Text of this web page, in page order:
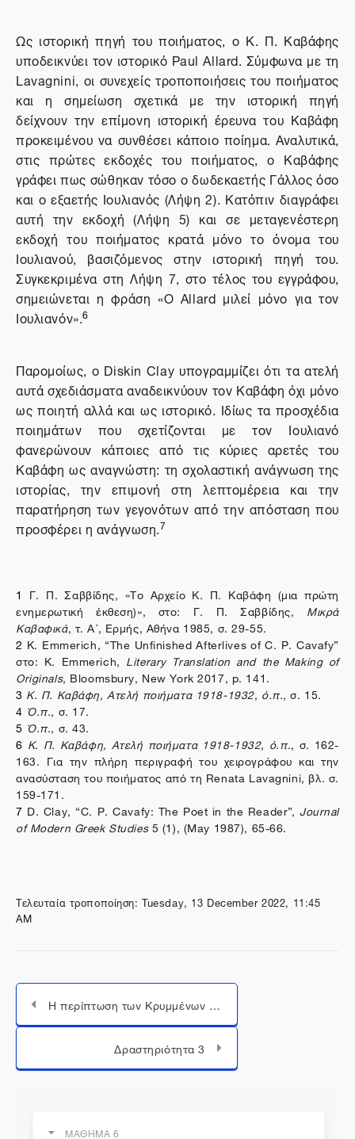
Ως ιστορική πηγή του ποιήματος, ο Κ. Π. Καβάφης
υποδεικνύει τον ιστορικό Paul Allard. Σύμφωνα με τη
Lavagnini, οι συνεχείς τροποποιήσεις του ποιήματος
και η σημείωση σχετικά με την ιστορική πηγή
δείχνουν την επίμονη ιστορική έρευνα του Καβάφη
προκειμένου να συνθέσει κάποιο ποίημα. Αναλυτικά,
στις πρώτες εκδοχές του ποιήματος, ο Καβάφης
γράφει πως σώθηκαν τόσο ο δωδεκαετής Γάλλος όσο
και ο εξαετής Ιουλιανός (Λήψη 2). Κατόπιν διαγράφει
αυτή την εκδοχή (Λήψη 5) και σε μεταγενέστερη
εκδοχή του ποιήματος κρατά μόνο το όνομα του
Ιουλιανού, βασιζόμενος στην ιστορική πηγή του.
Συγκεκριμένα στη Λήψη 7, στο τέλος του εγγράφου,
σημειώνεται η φράση «Ο Allard μιλεί μόνο για τον
Ιουλιανόν».6
Παρομοίως, ο Diskin Clay υπογραμμίζει ότι τα ατελή
αυτά σχεδιάσματα αναδεικνύουν τον Καβάφη όχι μόνο
ως ποιητή αλλά και ως ιστορικό. Ιδίως τα προσχέδια
ποιημάτων που σχετίζονται με τον Ιουλιανό
φανερώνουν κάποιες από τις κύριες αρετές του
Καβάφη ως αναγνώστη: τη σχολαστική ανάγνωση της
ιστορίας, την επιμονή στη λεπτομέρεια και την
παρατήρηση των γεγονότων από την απόσταση που
προσφέρει η ανάγνωση.7
1 Γ. Π. Σαββίδης, «Το Αρχείο Κ. Π. Καβάφη (μια πρώτη
ενημερωτική έκθεση)», στο: Γ. Π. Σαββίδης, Μικρά
Καβαφικά, τ. Α΄, Ερμής, Αθήνα 1985, σ. 29-55.
2 K. Emmerich, “The Unfinished Afterlives of C. P. Cavafy”
στο: Κ. Emmerich, Literary Translation and the Making of
Originals, Bloomsbury, New York 2017, p. 141.
3 Κ. Π. Καβάφη, Ατελή ποιήματα 1918-1932, ό.π., σ. 15.
4 Ό.π., σ. 17.
5 Ό.π., σ. 43.
6 Κ. Π. Καβάφη, Ατελή ποιήματα 1918-1932, ό.π., σ. 162-
163. Για την πλήρη περιγραφή του χειρογράφου και την
ανασύσταση του ποιήματος από τη Renata Lavagnini, βλ. σ.
159-171.
7 D. Clay, “C. P. Cavafy: The Poet in the Reader”, Journal
of Modern Greek Studies5 (1), (May 1987), 65-66.
Τελευταία τροποποίηση: Tuesday, 13 December 2022, 11:45
AM
Η περίπτωση των Κρυμμένων ποιημάτων
Μεταπήδηση σε...
Δραστηριότητα 3
ΜΑΘΗΜΑ 6